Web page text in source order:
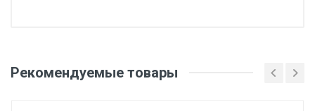
Количество в наборе/упаковке, шт
Рекомендуемые товары